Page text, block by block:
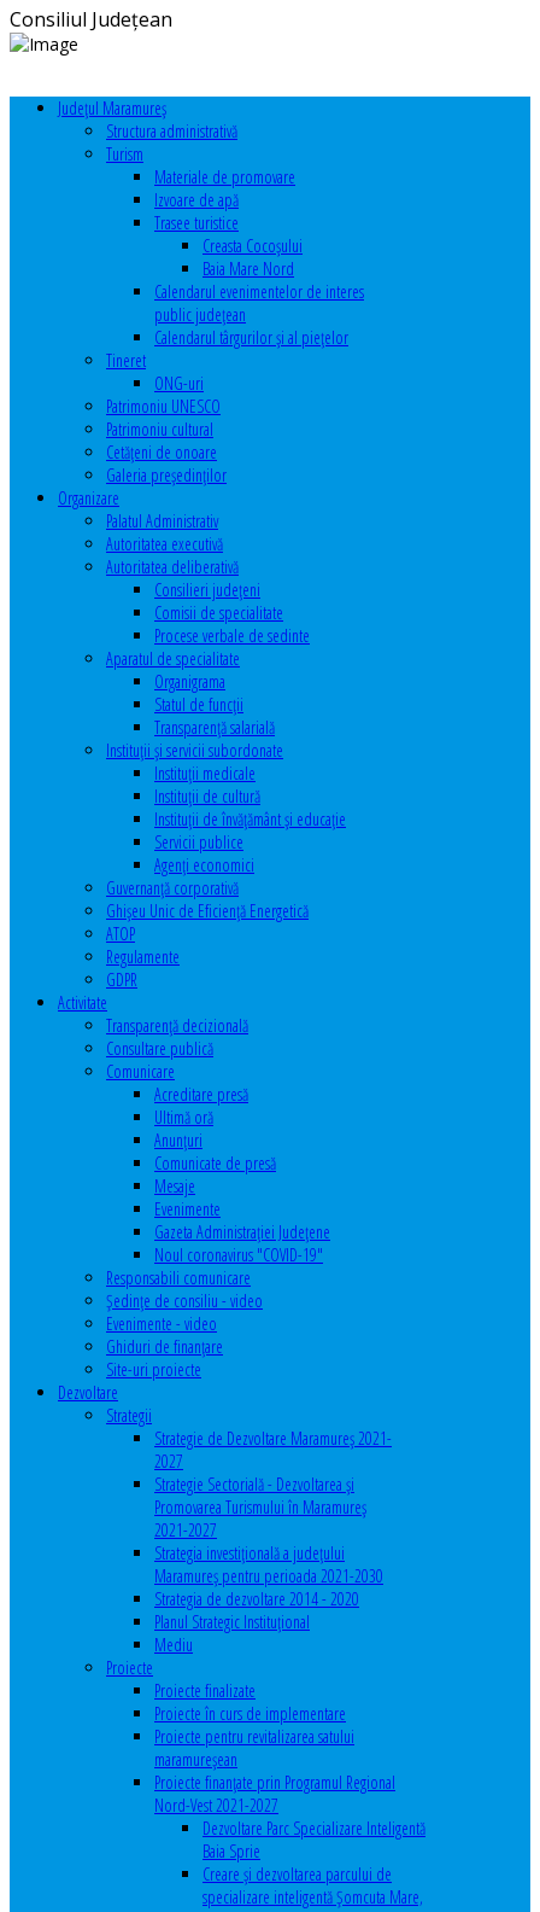
Consiliul Judeţean
Judeţul Maramureş
Structura administrativă
Turism
Materiale de promovare
Izvoare de apă
Trasee turistice
Creasta Cocoșului
Baia Mare Nord
Calendarul evenimentelor de interes
public judeţean
Calendarul târgurilor şi al pieţelor
Tineret
ONG-uri
Patrimoniu UNESCO
Patrimoniu cultural
Cetăţeni de onoare
Galeria președinților
Organizare
Palatul Administrativ
Autoritatea executivă
Autoritatea deliberativă
Consilieri judeţeni
Comisii de specialitate
Procese verbale de sedinte
Aparatul de specialitate
Organigrama
Statul de funcții
Transparență salarială
Instituţii şi servicii subordonate
Instituţii medicale
Instituţii de cultură
Instituţii de învăţământ şi educaţie
Servicii publice
Agenţi economici
Guvernanță corporativă
Ghişeu Unic de Eficienţă Energetică
ATOP
Regulamente
GDPR
Activitate
Transparenţă decizională
Consultare publică
Comunicare
Acreditare presă
Ultimă oră
Anunţuri
Comunicate de presă
Mesaje
Evenimente
Gazeta Administraţiei Judeţene
Noul coronavirus "COVID-19"
Responsabili comunicare
Şedinţe de consiliu - video
Evenimente - video
Ghiduri de finanţare
Site-uri proiecte
Dezvoltare
Strategii
Strategie de Dezvoltare Maramureș 2021-
2027
Strategie Sectorială - Dezvoltarea și
Promovarea Turismului în Maramureș
2021-2027
Strategia investiţională a județului
Maramureș pentru perioada 2021-2030
Strategia de dezvoltare 2014 - 2020
Planul Strategic Instituţional
Mediu
Proiecte
Proiecte finalizate
Proiecte în curs de implementare
Proiecte pentru revitalizarea satului
maramureşean
Proiecte finanțate prin Programul Regional
Nord-Vest 2021-2027
Dezvoltare Parc Specializare Inteligentă
Baia Sprie
Creare și dezvoltarea parcului de
specializare inteligentă Șomcuta Mare,